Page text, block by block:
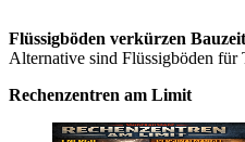
Flüssigböden verkürzen Bauzeit
Alternative sind Flüssigböden
Rechenzentren am Limit